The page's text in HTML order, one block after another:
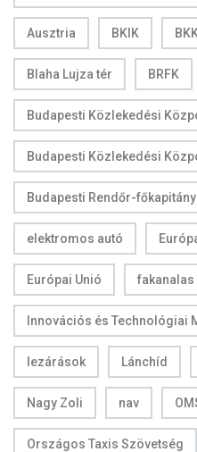
Ausztria BKIK
Blaha Lujza tér BRFK
Budapesti Közlekedési
Budapesti Közlekedési
Budapesti Rendőr-
elektromos autó
Európai Unió fakanalas
Innovációs és Technológiai
lezárások Lánchíd
Nagy Zoli nav
Országos Taxis Szövetség